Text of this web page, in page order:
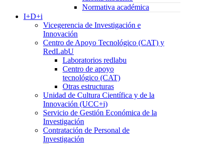
Normativa académica
I+D+i
Vicegerencia de Investigación e
Innovación
Centro de Apoyo Tecnológico (CAT) y
RedLabU
Laboratorios redlabu
Centro de apoyo
tecnológico (CAT)
Otras estructuras
Unidad de Cultura Científica y de la
Innovación (UCC+i)
Servicio de Gestión Económica de la
Investigación
Contratación de Personal de
Investigación